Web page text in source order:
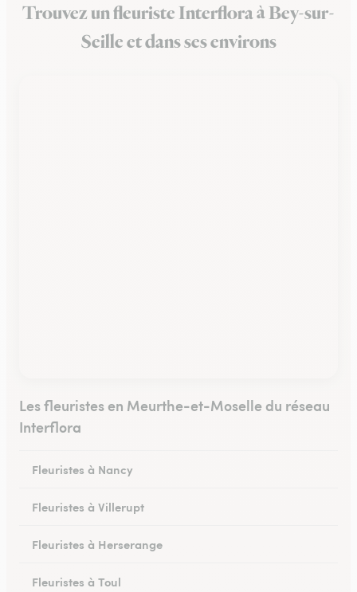
Trouvez un fleuriste Interflora à Bey-sur-
Seille et dans ses environs
Les fleuristes en Meurthe-et-Moselle du réseau
Interflora
Fleuristes à Nancy
Fleuristes à Villerupt
Fleuristes à Herserange
Fleuristes à Toul